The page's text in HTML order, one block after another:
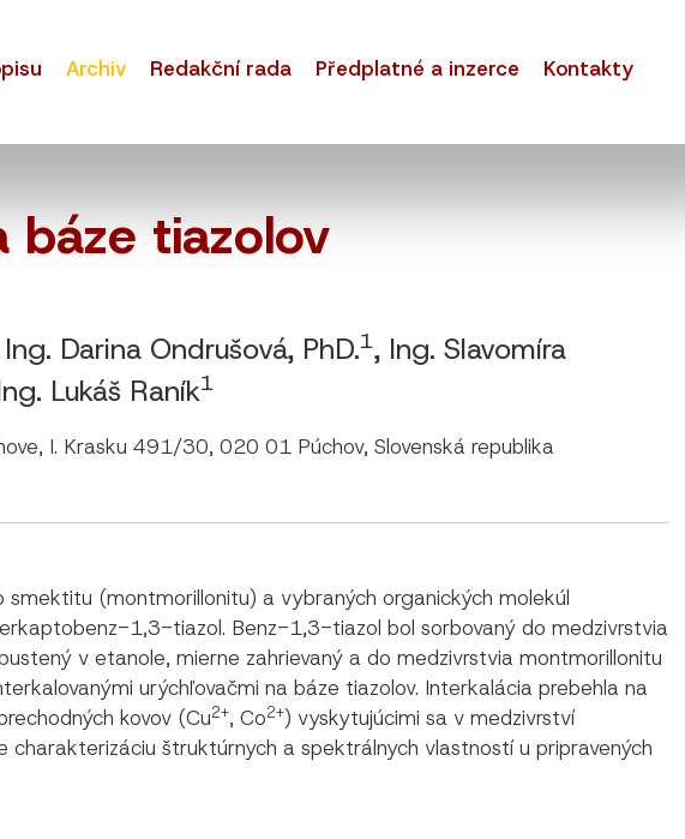
Archiv Redakční rada Předplatné a inzerce Kontakty
báze tiazolov
Darina Ondrušová, PhD.1, Ing. Slavomíra
Lukáš Raník1
I. Krasku 491/30, 020 01 Púchov, Slovenská republika
(montmorillonitu) a vybraných organických molekúl
1,3-tiazol. Benz-1,3-tiazol bol sorbovaný do medzivrstvia
v etanole, mierne zahrievaný a do medzivrstvia montmorillonitu
urýchľovačmi na báze tiazolov. Interkalácia prebehla na
kovov (Cu2+, Co2+) vyskytujúcimi sa v medzivrství
štruktúrnych a spektrálnych vlastností u pripravených